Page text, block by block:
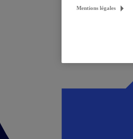
Mentions légales